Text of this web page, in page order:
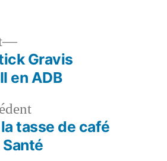
Article
précédent :
tasse de café
Article
suivant :
Gravis
en ADB